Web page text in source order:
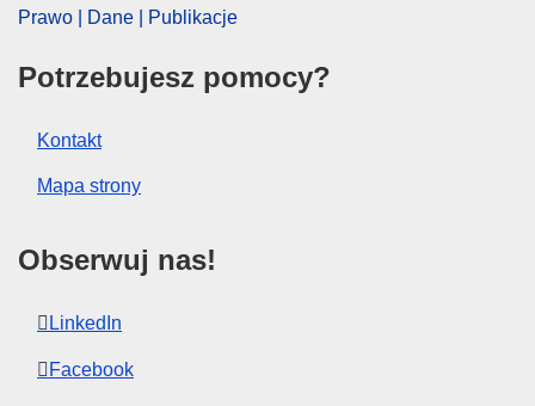
pdfa2a
Prawo | Dane | Publikacje
Potrzebujesz pomocy?
Kontakt
Mapa strony
Obserwuj nas!
LinkedIn
Facebook